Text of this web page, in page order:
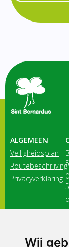
Wij
ALGEMEEN
Veiligheidsplan
Routebeschrijving
Privacyverklaring
5